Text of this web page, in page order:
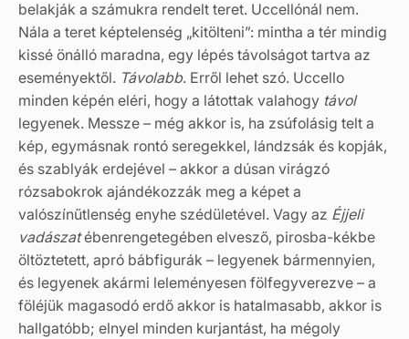
belakják a számukra rendelt teret. Uccellónál nem.
Nála a teret képtelenség „kitölteni”: mintha a tér mindig
kissé önálló maradna, egy lépés távolságot tartva az
eseményektől. Távolabb. Erről lehet szó. Uccello
minden képén eléri, hogy a látottak valahogy távol
legyenek. Messze – még akkor is, ha zsúfolásig telt a
kép, egymásnak rontó seregekkel, lándzsák és kopják,
és szablyák erdejével – akkor a dúsan virágzó
rózsabokrok ajándékozzák meg a képet a
valószínűtlenség enyhe szédületével. Vagy az Éjjeli
vadászatébenrengetegében elvesző, pirosba-kékbe
öltöztetett, apró bábfigurák – legyenek bármennyien,
és legyenek akármi leleményesen fölfegyverezve – a
föléjük magasodó erdő akkor is hatalmasabb, akkor is
hallgatóbb; elnyel minden kurjantást, ha mégoly